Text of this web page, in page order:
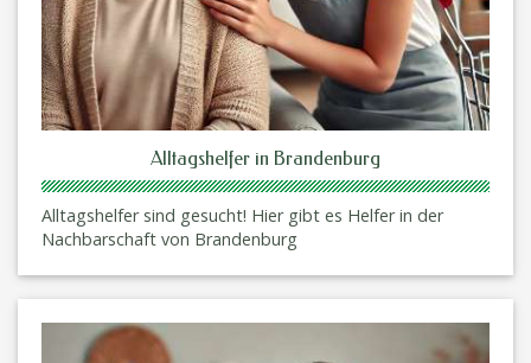
Alltagshelfer in Brandenburg
Alltagshelfer sind gesucht! Hier gibt es Helfer in der
Nachbarschaft von Brandenburg